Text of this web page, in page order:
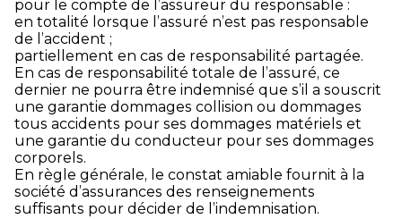
pour le compte de l’assureur du responsable :
en totalité lorsque l’assuré n’est pas responsable
de l’accident ;
partiellement en cas de responsabilité partagée.
En cas de responsabilité totale de l’assuré, ce
dernier ne pourra être indemnisé que s’il a souscrit
une garantie dommages collision ou dommages
tous accidents pour ses dommages matériels et
une garantie du conducteur pour ses dommages
corporels.
En règle générale, le constat amiable fournit à la
société d’assurances des renseignements
suffisants pour décider de l’indemnisation.